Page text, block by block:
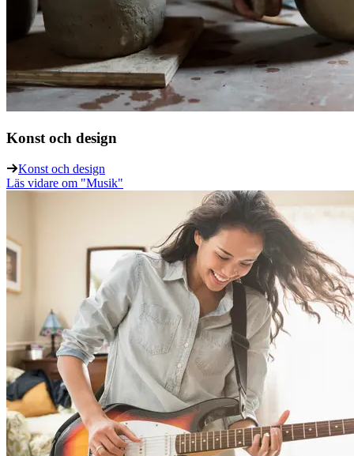
Konst och design
Konst och design
Läs vidare om "Musik"